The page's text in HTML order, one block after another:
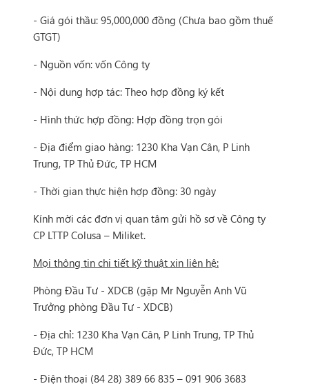
- Giá gói thầu: 95,000,000 đồng (Chưa bao gồm thuế
GTGT)
- Nguồn vốn: vốn Công ty
- Nội dung hợp tác: Theo hợp đồng ký kết
- Hình thức hợp đồng: Hợp đồng trọn gói
- Địa điểm giao hàng: 1230 Kha Vạn Cân, P Linh
Trung, TP Thủ Đức, TP HCM
- Thời gian thực hiện hợp đồng: 30 ngày
Kính mời các đơn vị quan tâm gửi hồ sơ về Công ty
CP LTTP Colusa – Miliket.
Mọi thông tin chi tiết kỹ thuật xin liên hệ:
Phòng Đầu Tư - XDCB (gặp Mr Nguyễn Anh Vũ
Trưởng phòng Đầu Tư - XDCB)
- Địa chỉ: 1230 Kha Vạn Cân, P Linh Trung, TP Thủ
Đức, TP HCM
- Điện thoại (84 28) 389 66 835 – 091 906 3683